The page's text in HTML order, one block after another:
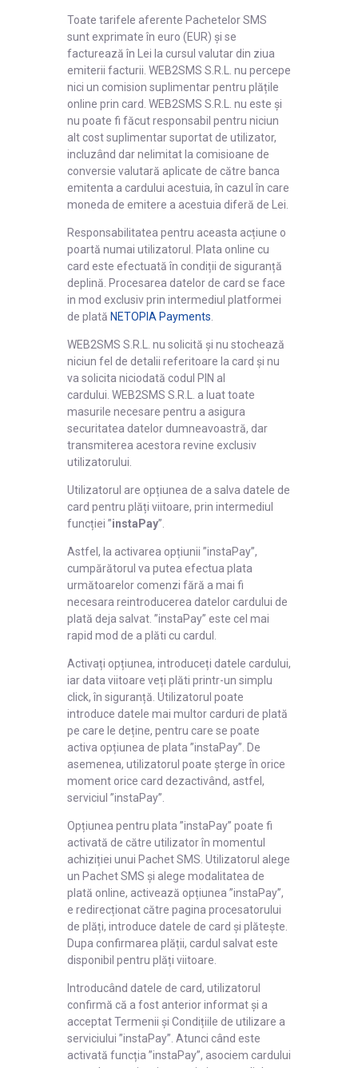
Toate tarifele aferente Pachetelor SMS
sunt exprimate în euro (EUR) și se
facturează în Lei la cursul valutar din ziua
emiterii facturii. WEB2SMS S.R.L. nu percepe
nici un comision suplimentar pentru plățile
online prin card. WEB2SMS S.R.L. nu este și
nu poate fi făcut responsabil pentru niciun
alt cost suplimentar suportat de utilizator,
incluzând dar nelimitat la comisioane de
conversie valutară aplicate de către banca
emitenta a cardului acestuia, în cazul în care
moneda de emitere a acestuia diferă de Lei.
Responsabilitatea pentru aceasta acțiune o
poartă numai utilizatorul. Plata online cu
card este efectuată în condiții de siguranță
deplină. Procesarea datelor de card se face
in mod exclusiv prin intermediul platformei
de plată NETOPIA Payments
WEB2SMS S.R.L. nu solicită și nu stochează
niciun fel de detalii referitoare la card și nu
va solicita niciodată codul PIN al
cardului. WEB2SMS S.R.L. a luat toate
masurile necesare pentru a asigura
securitatea datelor dumneavoastră, dar
transmiterea acestora revine exclusiv
utilizatorului.
Utilizatorul are opțiunea de a salva datele de
card pentru plăți viitoare, prin intermediul
funcției ”instaPay”.
Astfel, la activarea opțiunii ”instaPay”,
cumpărătorul va putea efectua plata
următoarelor comenzi fără a mai fi
necesara reintroducerea datelor cardului de
plată deja salvat. ”instaPay” este cel mai
rapid mod de a plăti cu cardul.
Activați opțiunea, introduceți datele cardului,
iar data viitoare veți plăti printr-un simplu
click, în siguranță. Utilizatorul poate
introduce datele mai multor carduri de plată
pe care le deține, pentru care se poate
activa opțiunea de plata ”instaPay”. De
asemenea, utilizatorul poate șterge în orice
moment orice card dezactivând, astfel,
serviciul ”instaPay”.
Opțiunea pentru plata ”instaPay” poate fi
activată de către utilizator în momentul
achiziției unui Pachet SMS. Utilizatorul alege
un Pachet SMS și alege modalitatea de
plată online, activează opțiunea ”instaPay”,
e redirecționat către pagina procesatorului
de plăți, introduce datele de card și plătește.
Dupa confirmarea plății, cardul salvat este
disponibil pentru plăți viitoare.
Introducând datele de card, utilizatorul
confirmă că a fost anterior informat și a
acceptat Termenii și Condițiile de utilizare a
serviciului ”instaPay”. Atunci când este
activată funcția ”instaPay”, asociem cardului